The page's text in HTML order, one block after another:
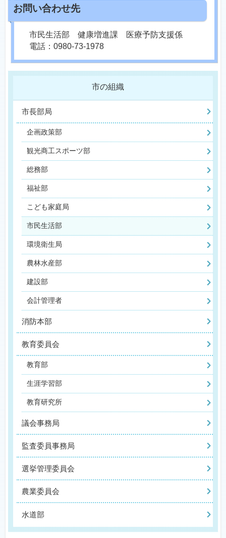
市民生活部 健康増進課 医療予防支援係
電話：0980-73-1978
市の組織
市長部局
企画政策部
観光商工スポーツ部
総務部
福祉部
こども家庭局
市民生活部
環境衛生局
農林水産部
建設部
会計管理者
消防本部
教育委員会
教育部
生涯学習部
教育研究所
議会事務局
監査委員事務局
選挙管理委員会
農業委員会
水道部